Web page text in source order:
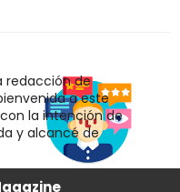
redacción de
a este
la intención de
y alcancé de